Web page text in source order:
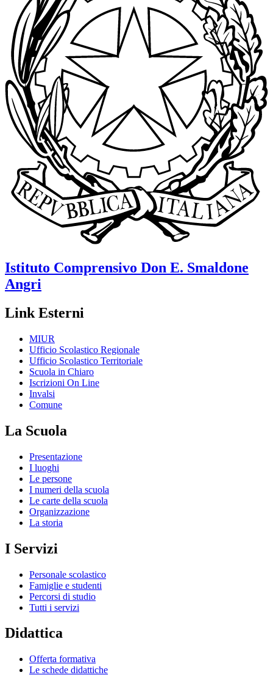
Istituto Comprensivo Don E. Smaldone
Angri
Link Esterni
MIUR
Ufficio Scolastico Regionale
Ufficio Scolastico Territoriale
Scuola in Chiaro
Iscrizioni On Line
Invalsi
Comune
La Scuola
Presentazione
I luoghi
Le persone
I numeri della scuola
Le carte della scuola
Organizzazione
La storia
I Servizi
Personale scolastico
Famiglie e studenti
Percorsi di studio
Tutti i servizi
Didattica
Offerta formativa
Le schede didattiche